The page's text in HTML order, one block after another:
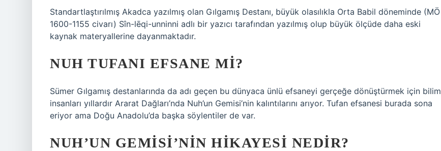
Standartlaştırılmış Akadca yazılmış olan Gılgamış Destanı, büyük olasılıkla Orta Babil döneminde (MÖ
1600-1155 civarı) Sîn-lēqi-unninni adlı bir yazıcı tarafından yazılmış olup büyük ölçüde daha eski
kaynak materyallerine dayanmaktadır.
NUH TUFANI EFSANE MI?
Sümer Gılgamış destanlarında da adı geçen bu dünyaca ünlü efsaneyi gerçeğe dönüştürmek için bilim
insanları yıllardır Ararat Dağları’nda Nuh’un Gemisi’nin kalıntılarını arıyor. Tufan efsanesi burada sona
eriyor ama Doğu Anadolu’da başka söylentiler de var.
NUH’UN GEMISI’NIN HIKAYESI NEDIR?